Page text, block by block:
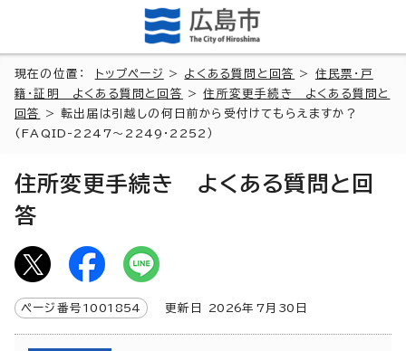
現在の位置： トップページ > よくある質問と回答 > 住民票・戸
籍・証明 よくある質問と回答
>住所変更手続き よくある質問と
回答
> 転出届は引越しの何日前から受付けてもらえますか？
(FAQID-2247～2249・2252）
住所変更手続き よくある質問と回
答
ページ番号 1001854 更新日 2026年7月 30 日